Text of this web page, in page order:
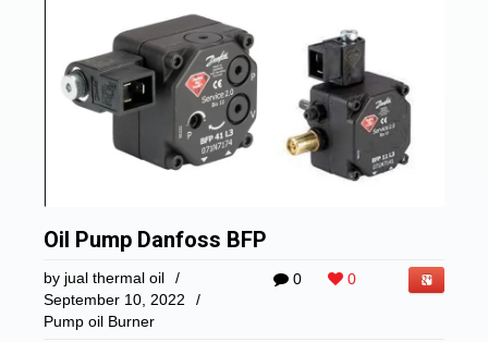
Oil Pump Danfoss BFP
0 0
by jual thermal oil
/
September 10, 2022
/
Pump oil Burner